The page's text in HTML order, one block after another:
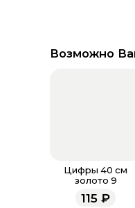
Возможно
Цифры 40 см
золото 9
115 ₽